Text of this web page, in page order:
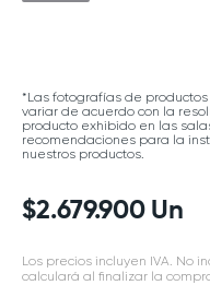
*Las fotografías de
variar de acuerdo con la
producto exhibido en las
recomendaciones para la
nuestros productos.
$2.679.900 Un
Los precios incluyen IVA. No
calculará al finalizar la